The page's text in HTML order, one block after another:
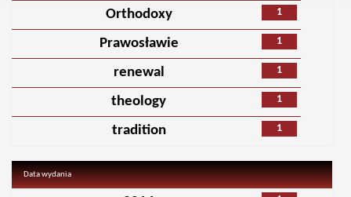
1
Orthodoxy
1
Prawosławie
1
renewal
1
theology
1
tradition
Data wydania